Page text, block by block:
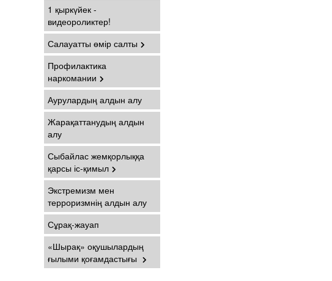
1 қыркүйек -
видеороликтер!
Салауатты өмір салты
Профилактика
наркомании
Аурулардың алдын алу
Жарақаттанудың алдын
алу
Сыбайлас жемқорлыққа
қарсы іс-қимыл
Экстремизм мен
терроризмнің алдын алу
Сұрақ-жауап
«Шырақ» оқушылардың
ғылыми қоғамдастығы